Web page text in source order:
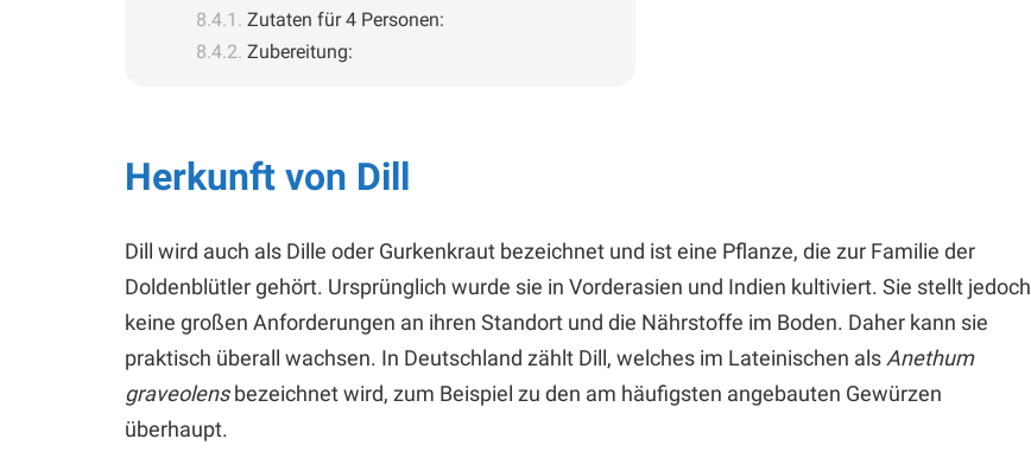
Zutaten für 4 Personen:
Zubereitung:
Herkunft von Dill
Dill wird auch als Dille oder Gurkenkraut bezeichnet und ist eine Pflanze, die zur Familie der
Doldenblütler gehört. Ursprünglich wurde sie in Vorderasien und Indien kultiviert. Sie stellt jedoch
keine großen Anforderungen an ihren Standort und die Nährstoffe im Boden. Daher kann sie
praktisch überall wachsen. In Deutschland zählt Dill, welches im Lateinischen als Anethum
graveolensbezeichnet wird, zum Beispiel zu den am häufigsten angebauten Gewürzen
überhaupt.